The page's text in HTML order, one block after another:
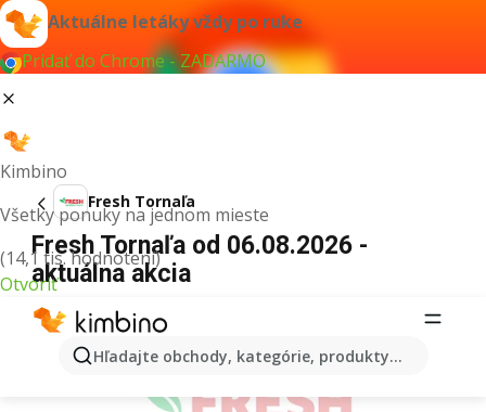
Aktuálne letáky vždy po ruke
Pridať do Chrome - ZADARMO
Kimbino
Všetky ponuky na jednom mieste
(14,1 tis. hodnotení)
Otvoriť
Hľadajte obchody, kategórie, produkty...
Fresh Tornaľa
Fresh Tornaľa od 06.08.2026 -
aktuálna akcia